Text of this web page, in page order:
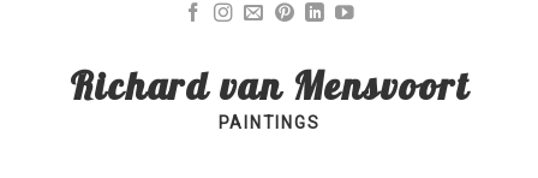
Richard van Mensvoort
PAINTINGS